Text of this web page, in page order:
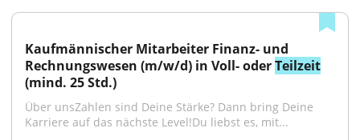
Kaufmännischer Mitarbeiter Finanz- und
Rechnungswesen (m/w/d) in Voll- oder Teilzeit
(mind. 25 Std.)
Über unsZahlen sind Deine Stärke? Dann bring Deine
Karriere auf das nächste Level!Du liebst es, mit...